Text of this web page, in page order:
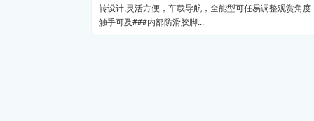
转设计,灵活方便，车载导航，全能型可任易调整观赏角度
触手可及###内部防滑胶脚...